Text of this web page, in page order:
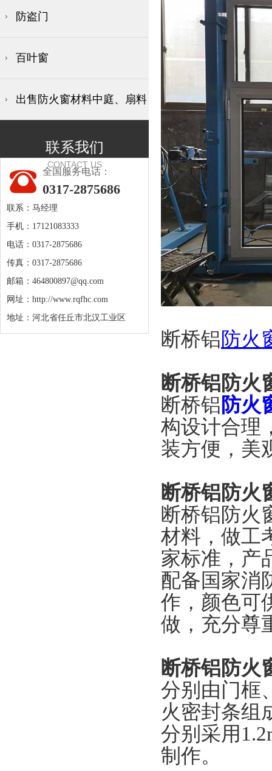
防盗门
百叶窗
出售防火窗材料中庭、扇料
联系我们
CONTACT US
全国服务电话：
0317-2875686
联系：马经理
手机：17121083333
电话：0317-2875686
传真：0317-2875686
邮箱： 464800897@qq.com
网址： http://www.rqfhc.com
地址：河北省任丘市北汉工业区
断桥铝防火
断桥铝防火
断桥铝防火
构设计合理
装方便，美
断桥铝防火
断桥铝防火
材料，做工
家标准，产
配备国家消
作，颜色可
做，充分尊
断桥铝防火
分别由门框
火密封条组
分别采用
制作。